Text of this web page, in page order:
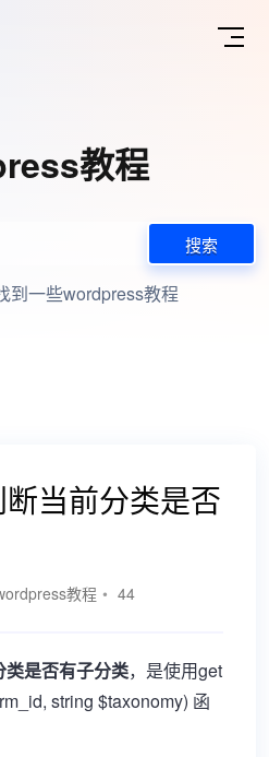
教程
搜索
到一些wordpress教程
当前分类是否
教程 • 44
是否有子分类，是使用get
string $taxonomy) 函